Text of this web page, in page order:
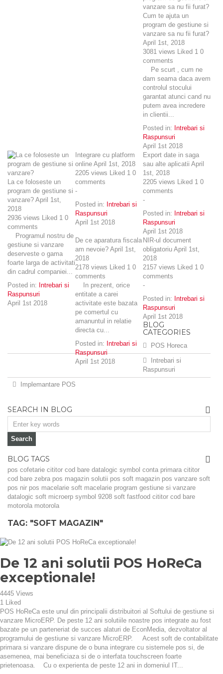
Cum te ajuta un
program de gestiune si
vanzare sa nu fii furat?
April 1st, 2018
3081 views Liked 1 0
comments
Pe scurt , cum ne
dam seama daca avem
controlul stocului
garantat atunci cand nu
putem avea incredere
in clientii...
Posted in: Intrebari si
Raspunsuri
April 1st 2018
La ce foloseste un
program de gestiune si
vanzare? April 1st,
2018
2936 views Liked 1 0
comments
Programul nostru de
gestiune si vanzare
deserveste o gama
foarte larga de activitati
din cadrul companiei...
Posted in: Intrebari si
Raspunsuri
April 1st 2018
Integrare cu platform
online April 1st, 2018
2205 views Liked 1 0
comments
-
Posted in: Intrebari si
Raspunsuri
April 1st 2018
Export date in saga
sau alte aplicatii April
1st, 2018
2205 views Liked 1 0
comments
-
Posted in: Intrebari si
Raspunsuri
April 1st 2018
De ce aparatura fiscala
am nevoie? April 1st,
2018
2178 views Liked 1 0
comments
In prezent, orice
entitate a carei
activitate este bazata
pe comertul cu
amanuntul in relatie
directa cu...
Posted in: Intrebari si
Raspunsuri
April 1st 2018
NIR-ul document
obligatoriu April 1st,
2018
2157 views Liked 1 0
comments
-
Posted in: Intrebari si
Raspunsuri
April 1st 2018
BLOG
CATEGORIES
POS Horeca
Intrebari si
Raspunsuri
Implemantare POS
SEARCH IN BLOG
BLOG TAGS
pos cofetarie cititor cod bare datalogic symbol conta primara cititor
cod bare zebra pos magazin solutii pos soft magazin pos vanzare soft
pos nir pos macelarie soft macelarie program gestiune si vanzare
datalogic soft microerp symbol 9208 soft fastfood cititor cod bare
motorola motorola
TAG: "SOFT MAGAZIN"
De 12 ani solutii POS HoReCa
exceptionale!
4445 Views
1 Liked
POS HoReCa este unul din principalii distribuitori al Softului de gestiune si
vanzare MicroERP. De peste 12 ani solutiile noastre pos integrate au fost
bazate pe un parteneriat de succes alaturi de EconMedia, dezvoltator al
programului de gestiune si vanzare MicroERP. Acest soft de contabilitate
primara si vanzare dispune de o buna integrare cu sistemele pos si, de
asemenea, mai beneficiaza si de o interfata touchscreen foarte
prietenoasa. Cu o experienta de peste 12 ani in domeniul IT...